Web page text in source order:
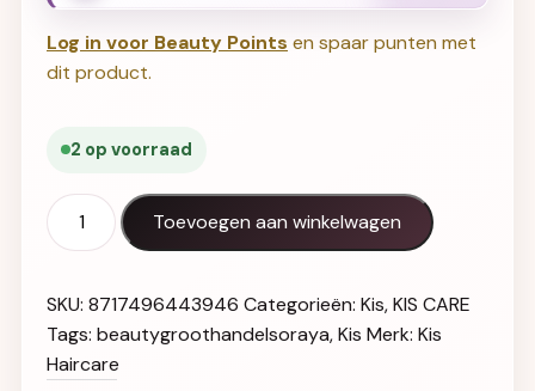
Log in voor Beauty Points en spaar punten met
dit product.
2 op voorraad
KIS KeraScalp Healing Shampoo 1L aantal
Toevoegen aan winkelwagen
SKU: 8717496443946 Categorieën: Kis,KIS CARE
Tags: beautygroothandelsoraya,Kis Merk: Kis
Haircare